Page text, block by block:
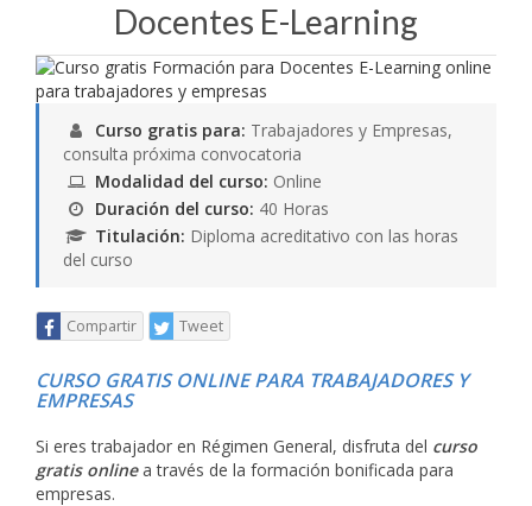
Docentes E-Learning
Curso gratis para: Trabajadores y Empresas,
consulta próxima convocatoria
Modalidad del curso: Online
Duración del curso: 40 Horas
Titulación: Diploma acreditativo con las horas
del curso
Compartir Tweet
CURSO GRATIS ONLINE PARA TRABAJADORES Y
EMPRESAS
Si eres trabajador en Régimen General, disfruta del curso
gratis onlinea través de la formación bonificada para
empresas.